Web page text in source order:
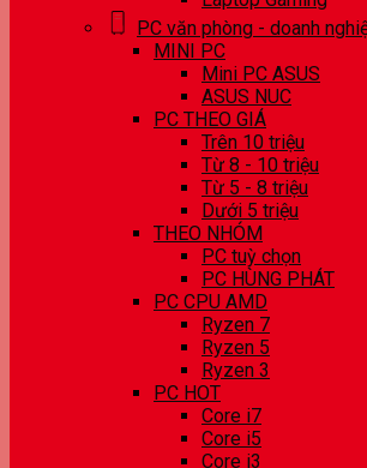
PC văn phòng - doanh
MINI PC
Mini PC ASUS
ASUS NUC
PC THEO GIÁ
Trên 10 triệu
Từ 8 - 10 triệu
Từ 5 - 8 triệu
Dưới 5 triệu
THEO NHÓM
PC tuỳ chọn
PC HÙNG PHÁT
PC CPU AMD
Ryzen 7
Ryzen 5
Ryzen 3
PC HOT
Core i7
Core i5
Core i3